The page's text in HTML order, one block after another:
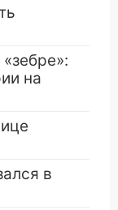
на
в